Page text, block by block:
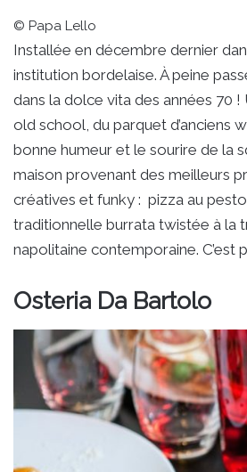
© Papa Lello
Installée en décembre dernier
institution bordelaise. À peine
dans la dolce vita des années 70
old school, du parquet d’anciens
bonne humeur et le sourire de la
maison provenant des meilleurs
créatives et funky : pizza au
traditionnelle burrata twistée à la
napolitaine contemporaine. C’est
Osteria Da Bartolo